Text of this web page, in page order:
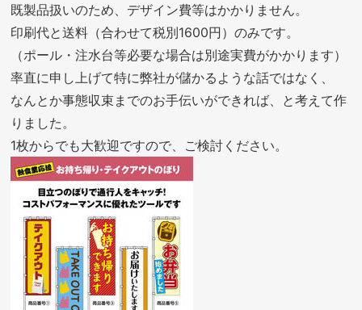
既製品扱いのため、デザイン費等はかかりません。
印刷代と送料（合わせて税別1600円）のみです。
（ポール・注水台等必要な場合は別途実費がかかります）
率直に申し上げて特に弊社が儲かるような話ではなく、
なんとか事態収束までのお手伝いができれば、と考えて作
りました。
1枚からでも大歓迎ですので、ご検討ください。